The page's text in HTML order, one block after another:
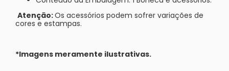
Atenção:Os acessórios podem sofrer variações de
cores e estampas.
*Imagens meramente ilustrativas.